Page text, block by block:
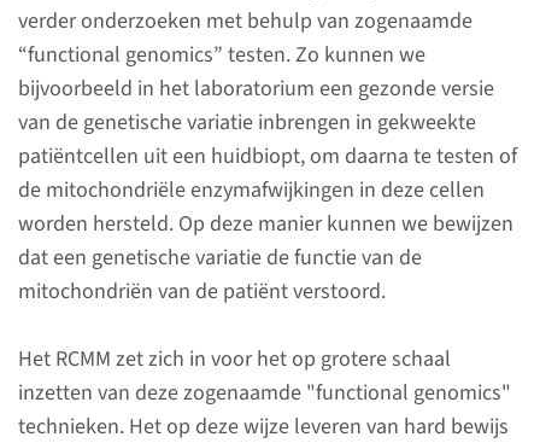
verder onderzoeken met behulp van zogenaamde
“functional genomics” testen. Zo kunnen we
bijvoorbeeld in het laboratorium een gezonde versie
van de genetische variatie inbrengen in gekweekte
patiëntcellen uit een huidbiopt, om daarna te testen of
de mitochondriële enzymafwijkingen in deze cellen
worden hersteld. Op deze manier kunnen we bewijzen
dat een genetische variatie de functie van de
mitochondriën van de patiënt verstoord.
Het RCMM zet zich in voor het op grotere schaal
inzetten van deze zogenaamde "functional genomics"
technieken. Het op deze wijze leveren van hard bewijs
ERN EURO-NMD
Waar draagt het
expertisecentrum aan bij?